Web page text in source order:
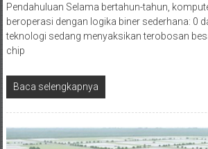
Pendahuluan Selama bertahun-tahun,
beroperasi dengan logika biner sederhana: 0
teknologi sedang menyaksikan terobosan
chip
Baca selengkapnya